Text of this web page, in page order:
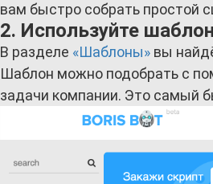
вам быстро собрать простой
2. Используйте
В разделе «Шаблоны»вы
Шаблон можно подобрать с
задачи компании. Это самый